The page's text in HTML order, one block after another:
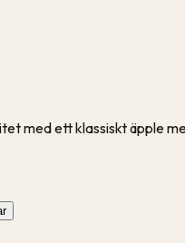
med ett klassiskt äpple